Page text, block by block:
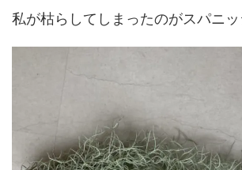
私が枯らしてしまったのがスパニッ